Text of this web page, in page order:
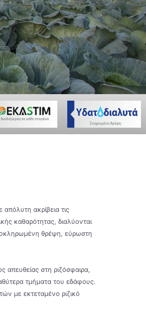
ακρίβεια τις
καθαρότητας, διαλύονται
θρέψη, εύρωστη
απευθείας στη ριζόσφαιρα,
τμήματα του εδάφους.
με εκτεταμένο ριζικό